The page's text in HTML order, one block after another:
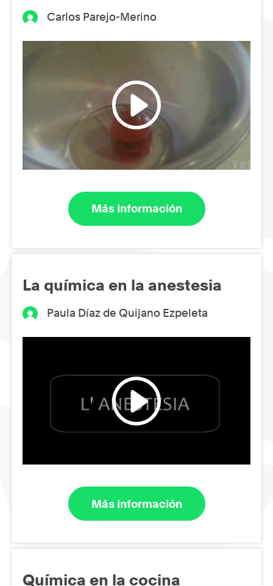
Carlos Parejo-Merino
Más información
La química en la anestesia
Paula Díaz de Quijano Ezpeleta
Más información
Química en la cocina